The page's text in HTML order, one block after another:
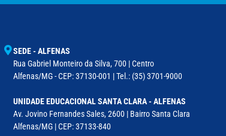
SEDE - ALFENAS
Rua Gabriel Monteiro da Silva, 700 | Centro
Alfenas/MG - CEP: 37130-001 | Tel.: (35) 3701-9000
UNIDADE EDUCACIONAL SANTA CLARA - ALFENAS
Av. Jovino Fernandes Sales, 2600 | Bairro Santa Clara
Alfenas/MG | CEP: 37133-840